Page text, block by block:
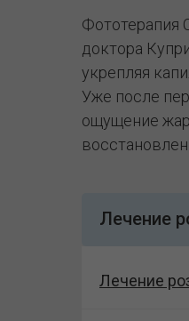
Фототерапия
доктора
укрепляя
Уже после
ощущение
Лечение
Лечение